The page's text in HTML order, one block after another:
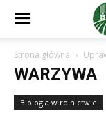
Strona główna
WARZYWA
Biologia w rolnictwie